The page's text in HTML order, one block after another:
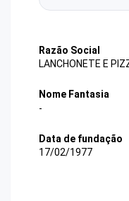
Razão Social
LANCHONETE E
Nome Fantasia
-
Data de fundação
17/02/1977